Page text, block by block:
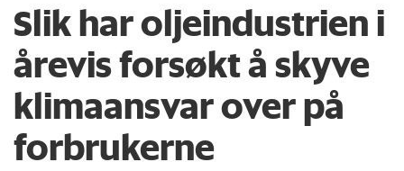
Slik har oljeindustrien i
årevis forsøkt å skyve
klimaansvar over på
forbrukerne